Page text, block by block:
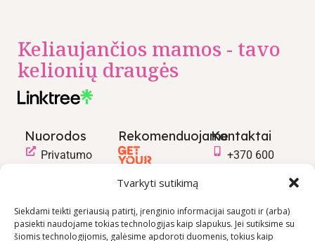
Tvarkyti sutikimą
Siekdami teikti geriausią patirtį, įrenginio informacijai saugoti ir (arba)
pasiekti naudojame tokias technologijas kaip slapukus. Jei sutiksime su
šiomis technologijomis, galėsime apdoroti duomenis, tokius kaip
Keliaujančios mamos - tavo
kelionių draugės
Nuorodos
Privatumo
pirkimo –
pardavimo
RekomenduojameKontaktai
+370 600